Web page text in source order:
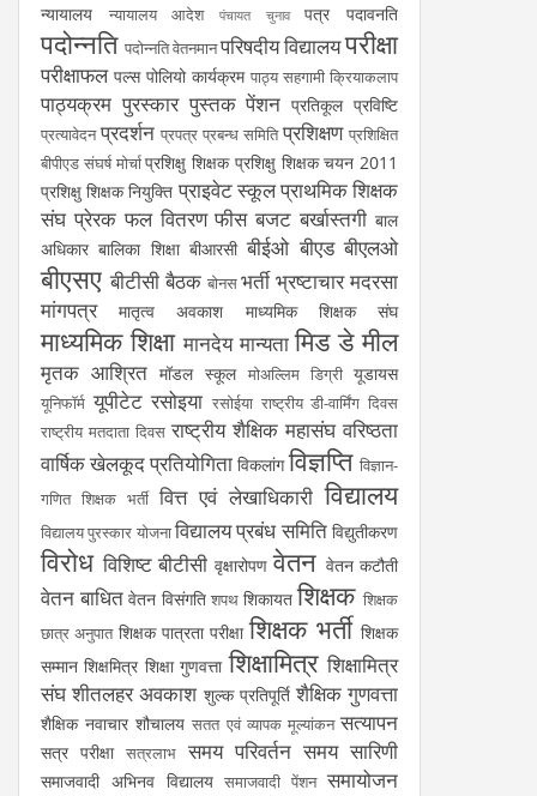
न्यायालय न्यायालय आदेश पंचायत चुनाव पत्र पदावनति
पदोन्नति पदोन्नति वेतनमानपरिषदीय विद्यालयपरीक्षा
परीक्षाफल पल्स पोलियो कार्यक्रम पाठ्य सहगामी क्रियाकलाप
पाठ्यक्रम पुरस्कार पुस्तक पेंशन प्रतिकूल प्रविष्टि
प्रत्यावेदन प्रदर्शन प्रपत्र प्रबन्ध समिति प्रशिक्षण प्रशिक्षित
बीपीएड संघर्ष मोर्चा प्रशिक्षु शिक्षक प्रशिक्षु शिक्षक चयन 2011
प्रशिक्षु शिक्षक नियुक्ति प्राइवेट स्कूलप्राथमिक शिक्षक
संघ प्रेरक फल वितरण फीस बजट बर्खास्तगी बाल
अधिकार बालिका शिक्षा बीआरसी बीईओ बीएड बीएलओ
बीएसए बीटीसी बैठक बोनस भर्ती भ्रष्टाचार मदरसा
मांगपत्र
मातृत्व अवकाश माध्यमिक शिक्षक संघ
माध्यमिक शिक्षा मानदेय मान्यता मिड डे मील
मृतक आश्रित मॉडल स्कूल मोअल्लिम डिग्री यूडायस
यूनिफॉर्म यूपीटेट रसोइया रसोईया राष्ट्रीय डी-वार्मिंग दिवस
राष्ट्रीय मतदाता दिवस राष्ट्रीय शैक्षिक महासंघ वरिष्ठता
वार्षिक खेलकूद प्रतियोगिता विकलांग विज्ञप्ति विज्ञान-
गणित शिक्षक भर्ती वित्त एवं लेखाधिकारी विद्यालय
विद्यालय पुरस्कार योजनाविद्यालय प्रबंध समिति विद्युतीकरण
विरोध विशिष्ट बीटीसी वृक्षारोपण वेतन वेतन कटौती
वेतन बाधित वेतन विसंगति शपथ शिकायत शिक्षक शिक्षक
छात्र अनुपात शिक्षक पात्रता परीक्षा शिक्षक भर्ती शिक्षक
सम्मान शिक्षमित्र शिक्षा गुणवत्ता शिक्षामित्र शिक्षामित्र
संघ शीतलहर अवकाश शुल्क प्रतिपूर्ति शैक्षिक गुणवत्ता
शैक्षिक नवाचार शौचालय सतत एवं व्यापक मूल्यांकन सत्यापन
सत्र परीक्षा सत्रलाभ समय परिवर्तन समय सारिणी
समाजवादी अभिनव विद्यालय समाजवादी पेंशन समायोजन